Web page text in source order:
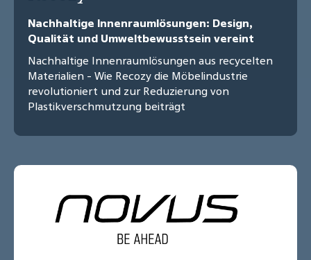
Nachhaltige Innenraumlösungen: Design,
Qualität und Umweltbewusstsein vereint
Nachhaltige Innenraumlösungen aus recycelten
Materialien - Wie Recozy die Möbelindustrie
revolutioniert und zur Reduzierung von
Plastikverschmutzung beiträgt